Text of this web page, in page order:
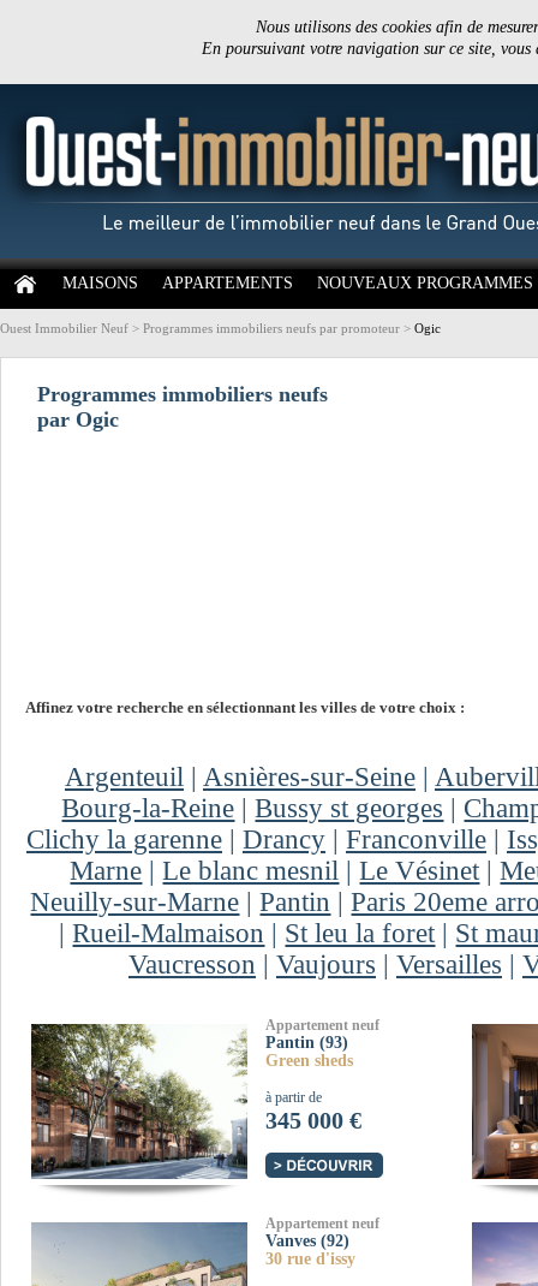
Nous utilisons des cookies afin de
En poursuivant votre navigation sur ce site,
MAISONS APPARTEMENTS NOUVEAUX PROGRAMMES
Ouest Immobilier Neuf > Programmes immobiliers neufs par promoteur > Ogic
Programmes immobiliers neufs
par Ogic
Affinez votre recherche en sélectionnant les villes de votre choix :
Argenteuil | Asnières-sur-Seine |
Bourg-la-Reine |Bussy st georges |
Clichy la garenne | Drancy | Franconville |
Marne |Le blanc mesnil |Le Vésinet|
Neuilly-sur-Marne |Pantin |Paris 20eme
|Rueil-Malmaison | St leu la foret| St
Vaucresson | Vaujours | Versailles |
Appartement neuf
Pantin (93)
Green sheds
à partir de
345 000 €
Appartement neuf
Vanves (92)
30 rue d'issy